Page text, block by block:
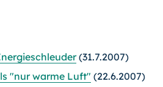
(31.7.2007)
"nur warme Luft" (22.6.2007)